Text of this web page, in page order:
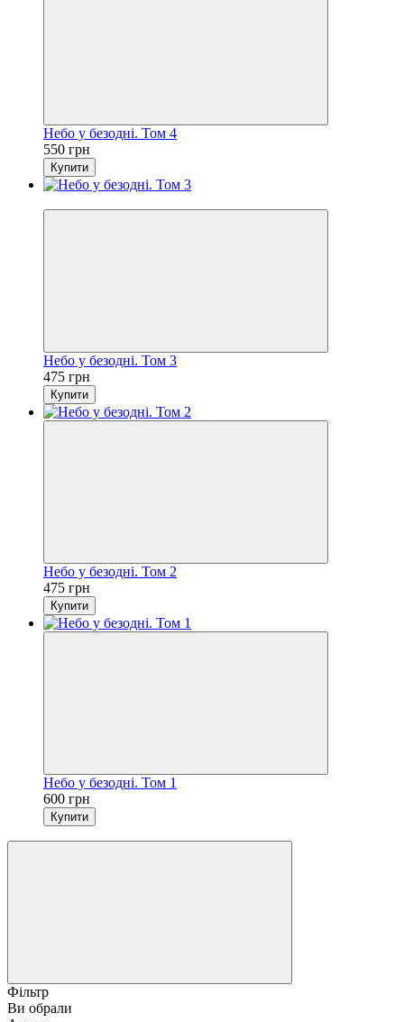
Небо у безодні. Том 4
550 грн
Купити
Небо у безодні. Том 3
475 грн
Купити
Небо у безодні. Том 2
475 грн
Купити
Небо у безодні. Том 1
600 грн
Купити
Фільтр
Ви обрали